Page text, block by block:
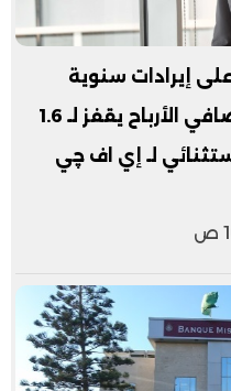
إيرادات سنوية
على الإطلاق خلال 2023 وصافي الأرباح يقفز لـ 1.6
لـ إي اف چي